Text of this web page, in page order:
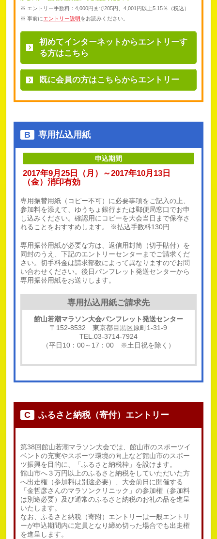
※ エントリー手数料：4,000円まで205円、4,001円以上5.15％（税込）
※ 事前にエントリー説明 をお読みください。
初めてインターネットからエントリーす
る方はこちら
既に会員の方はこちらからエントリー
B 専用払込用紙
申込期間
2017年9月25日（月）～2017年10月13日
（金）消印有効
専用振替用紙（コピー不可）に必要事項をご記入の上、
参加料を添えて、ゆうちょ銀行または郵便局窓口でお申
し込みください。確認用にコピーを大会当日まで保存さ
れることをおすすめします。 ※払込手数料130円
専用振替用紙が必要な方は、返信用封筒（切手貼付）を
同封のうえ、下記のエントリーセンターまでご請求くだ
さい。切手料金は請求部数によって異なりますのでお問
い合わせください。後日パンフレット発送センターから
専用振替用紙をお送りします。
専用払込用紙ご請求先
館山若潮マラソン大会パンフレット発送センター
〒152-8532東京都目黒区原町1-31-9
TEL.03-3714-7924
（平日10：00～17：00 ※土日祝を除く）
C ふるさと納税（寄付）エントリー
第38回館山若潮マラソン大会では、館山市のスポーツイ
ベントの充実やスポーツ環境の向上など館山市のスポー
ツ振興を目的に、「ふるさと納税枠」を設けます。
館山市へ３万円以上のふるさと納税をしていただいた方
へ出走権（参加料は別途必要）、大会前日に開催する
「金哲彦さんのマラソンクリニック」の参加権（参加料
は別途必要）及び通常のふるさと納税のお礼の品を進呈
いたします。
なお、ふるさと納税（寄附）エントリーは一般エントリ
ーが申込期間内に定員となり締め切った場合でも出走権
を進呈します。